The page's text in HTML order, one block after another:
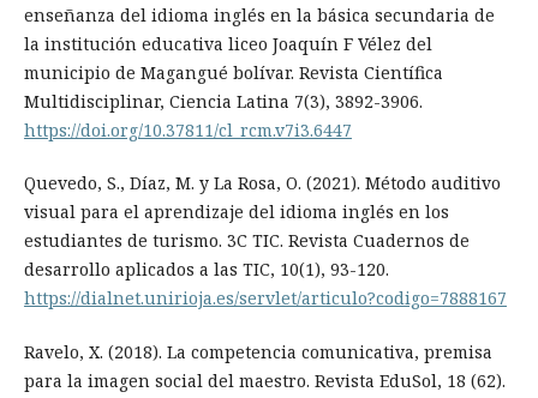
enseñanza del idioma inglés en la básica secundaria de
la institución educativa liceo Joaquín F Vélez del
municipio de Magangué bolívar. Revista Científica
Multidisciplinar, Ciencia Latina 7(3), 3892-3906.
https://doi.org/10.37811/cl_rcm.v7i3.6447
Quevedo, S., Díaz, M. y La Rosa, O. (2021). Método auditivo
visual para el aprendizaje del idioma inglés en los
estudiantes de turismo. 3C TIC. Revista Cuadernos de
desarrollo aplicados a las TIC, 10(1), 93-120.
https://dialnet.unirioja.es/servlet/articulo?codigo=7888167
Ravelo, X. (2018). La competencia comunicativa, premisa
para la imagen social del maestro. Revista EduSol, 18 (62).